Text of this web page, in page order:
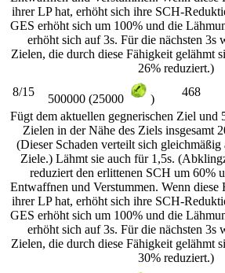
ihrer LP hat, erhöht sich ihre SCH-
GES erhöht sich um 100% und die
erhöht sich auf 3s. Für die nächsten 3s
Zielen, die durch diese Fähigkeit gelähmt
26% reduziert.)
8/15
500000 (25000 )
468
Fügt dem aktuellen gegnerischen Ziel und
Zielen in der Nähe des Ziels insgesamt
(Dieser Schaden verteilt sich gleichmäßig
Ziele.) Lähmt sie auch für 1,5s.
reduziert den erlittenen SCH um 60%
Entwaffnen und Verstummen. Wenn
ihrer LP hat, erhöht sich ihre SCH-
GES erhöht sich um 100% und die
erhöht sich auf 3s. Für die nächsten 3s
Zielen, die durch diese Fähigkeit gelähmt
30% reduziert.)